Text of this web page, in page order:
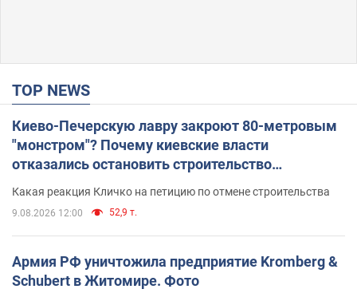
TOP NEWS
Киево-Печерскую лавру закроют 80-метровым
"монстром"? Почему киевские власти
отказались остановить строительство
Какая реакция Кличко на петицию по отмене строительства
9.08.2026 12:00 52,9 т.
Армия РФ уничтожила предприятие Kromberg &
Schubert в Житомире. Фото